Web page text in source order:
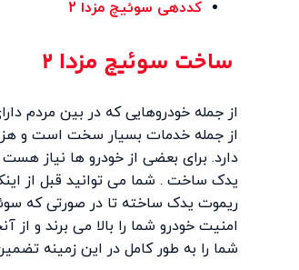
کددهی سوئیچمزدا 2
ساخت سوئیچ مزدا 2
از جمله خدمات بسیار سخت است و
دارد. برای بعضی از خودرو ها نیاز
یدک ساخت . شما می توانید قبل از
ریموت یدک ساخته تا در صورتی که
امنیت خودرو شما را بالا می برند و
شما را به طور کامل در این زمینه